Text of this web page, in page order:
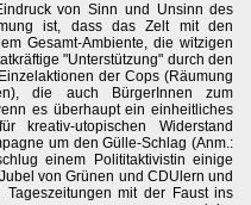
von Sinn und Unsinn des
ist, dass das Zelt mit den
Gesamt-Ambiente, die witzigen
"Unterstützung" durch den
der Cops (Räumung
die auch BürgerInnen zum
es überhaupt ein einheitliches
utopischen Widerstand
um den Gülle-Schlag (Anm.:
einem Polititaktivistin einige
von Grünen und CDUlern und
mit der Faust ins